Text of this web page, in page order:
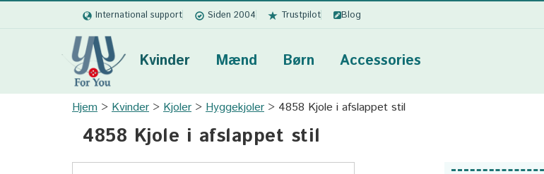
International support Siden 2004 Trustpilot Blog
Kvinder Mænd Børn Accessories
Hjem Kvinder Kjoler Hyggekjoler 4858 Kjole i afslappet stil
4858 Kjole i afslappet stil